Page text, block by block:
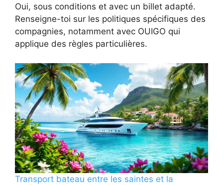
Oui, sous conditions et avec un billet adapté.
Renseigne-toi sur les politiques spécifiques des
compagnies, notamment avec OUIGO qui
applique des règles particulières.
Transport bateau entre les saintes et la